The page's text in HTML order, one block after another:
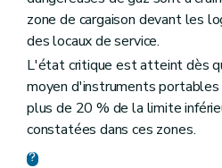
zone de cargaison devant les
des locaux de service.
L'état critique est atteint dès
moyen d'instruments
plus de 20 % de la limite
constatées dans ces zones.